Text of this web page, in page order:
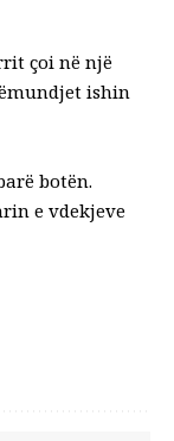
çoi në një
ishin
botën.
e vdekjeve